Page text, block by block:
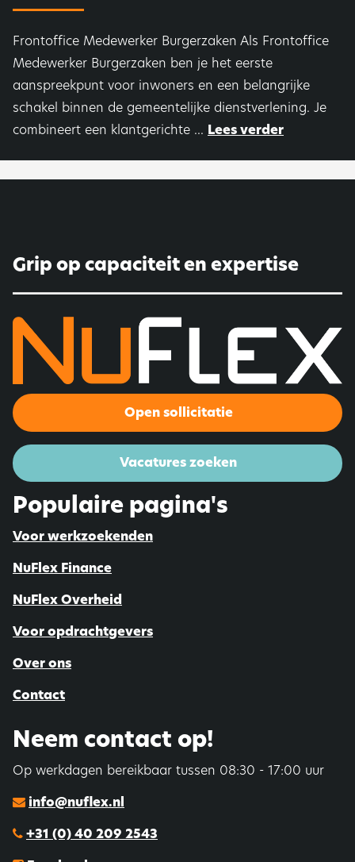
Frontoffice Medewerker Burgerzaken Als Frontoffice
Medewerker Burgerzaken ben je het eerste
aanspreekpunt voor inwoners en een belangrijke
schakel binnen de gemeentelijke dienstverlening. Je
combineert een klantgerichte ... Lees verder
Grip op capaciteit en expertise
Open sollicitatie
Vacatures zoeken
Populaire pagina's
Voor werkzoekenden
NuFlex Finance
NuFlex Overheid
Voor opdrachtgevers
Over ons
Contact
Neem contact op!
Op werkdagen bereikbaar tussen 08:30 - 17:00 uur
info@nuflex.nl
+31 (0) 40 209 2543